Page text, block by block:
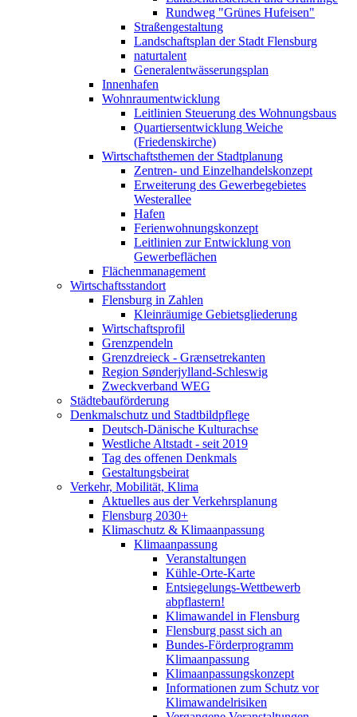
Rundweg "Grünes Hufeisen"
Straßengestaltung
Landschaftsplan der Stadt Flensburg
naturtalent
Generalentwässerungsplan
Innenhafen
Wohnraumentwicklung
Leitlinien Steuerung des Wohnungsbaus
Quartiersentwicklung Weiche
(Friedenskirche)
Wirtschaftsthemen der Stadtplanung
Zentren- und Einzelhandelskonzept
Erweiterung des Gewerbegebietes
Westerallee
Hafen
Ferienwohnungskonzept
Leitlinien zur Entwicklung von
Gewerbeflächen
Flächenmanagement
Wirtschaftsstandort
Flensburg in Zahlen
Kleinräumige Gebietsgliederung
Wirtschaftsprofil
Grenzpendeln
Grenzdreieck - Grænsetrekanten
Region Sønderjylland-Schleswig
Zweckverband WEG
Städtebauförderung
Denkmalschutz und Stadtbildpflege
Deutsch-Dänische Kulturachse
Westliche Altstadt - seit 2019
Tag des offenen Denkmals
Gestaltungsbeirat
Verkehr, Mobilität, Klima
Aktuelles aus der Verkehrsplanung
Flensburg 2030+
Klimaschutz & Klimaanpassung
Klimaanpassung
Veranstaltungen
Kühle-Orte-Karte
Entsiegelungs-Wettbewerb
abpflastern!
Klimawandel in Flensburg
Flensburg passt sich an
Bundes-Förderprogramm
Klimaanpassung
Klimaanpassungskonzept
Informationen zum Schutz vor
Klimawandelrisiken